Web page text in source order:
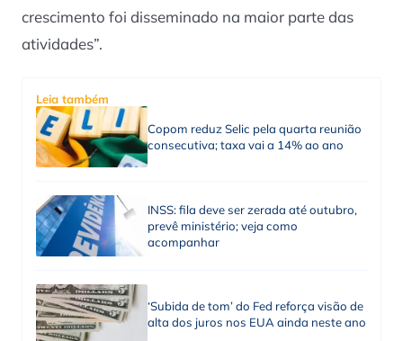
crescimento foi disseminado na maior parte das
atividades”.
Leia também
Copom reduz Selic pela quarta reunião
consecutiva; taxa vai a 14% ao ano
INSS: fila deve ser zerada até outubro,
prevê ministério; veja como
acompanhar
‘Subida de tom’ do Fed reforça visão de
alta dos juros nos EUA ainda neste ano